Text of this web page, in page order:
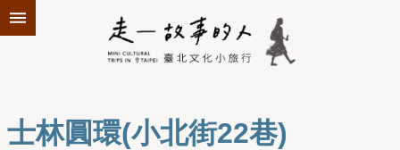
跳到主要內容區塊
士林圓環(小北街22巷)